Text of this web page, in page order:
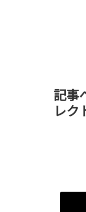
記事
レク